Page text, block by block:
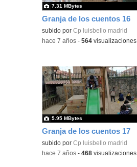
Granja de los cuentos 16
subido porCp luisbello madrid
7.31 MBytes
-hace 7 años -564 visualizaciones
Granja de los cuentos 17
subido porCp luisbello madrid
5.95 MBytes
-hace 7 años -468 visualizaciones